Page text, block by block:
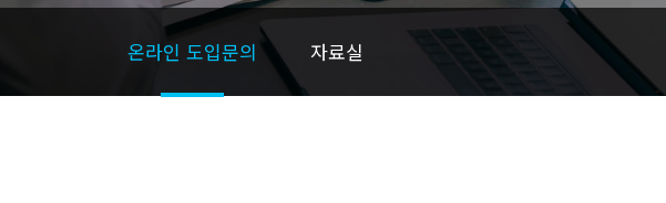
온라인 도입문의 자료실